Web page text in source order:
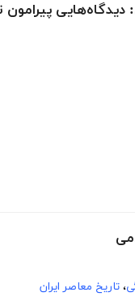
دیدگاه‌هایی
، تاریخ معاصر ایران